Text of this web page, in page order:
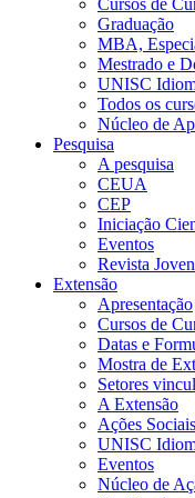
Cursos de
Graduação
MBA,
Mestrado e
UNISC
Todos os
Núcleo de
Pesquisa
A pesquisa
CEUA
CEP
Iniciação
Eventos
Revista
Extensão
Apresentação
Cursos de
Datas e
Mostra de
Setores
A Extensão
Ações Sociais
UNISC
Eventos
Núcleo de